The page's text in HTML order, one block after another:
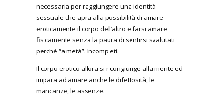
necessaria per raggiungere una identità
sessuale che apra alla possibilità di amare
eroticamente il corpo dell’altro e farsi amare
fisicamente senza la paura di sentirsi svalutati
perché “a metà”. Incompleti.
Il corpo erotico allora si ricongiunge alla mente ed
impara ad amare anche le difettosità, le
mancanze, le assenze.